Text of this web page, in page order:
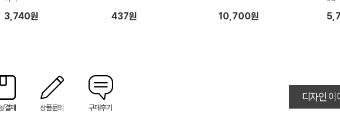
3,740원 437원 10,700원
/결제 상품문의 구매후기
디자인